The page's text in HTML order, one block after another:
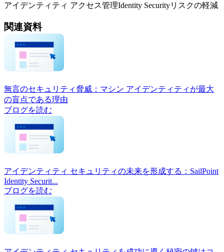
アイデンティティ アクセス管理Identity Securityリスクの軽減
関連資料
無言のセキュリティ脅威：マシン アイデンティティが最大
の盲点である理由
ブログを読む
アイデンティティ セキュリティの未来を形成する：SailPoint
Identity Securit...
ブログを読む